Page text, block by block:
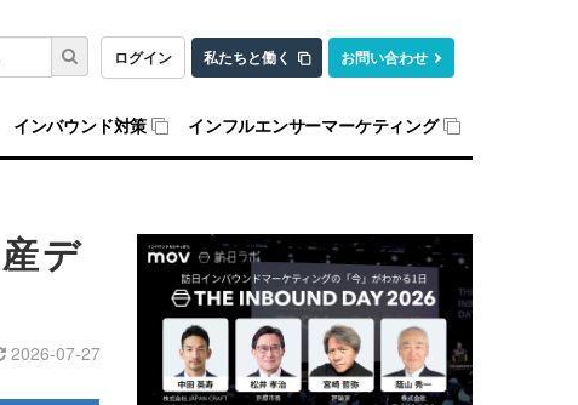
ログイン 私たちと働く お問い合わせ
インバウンド対策 インフルエンサーマーケティング
デ
2026-07-27